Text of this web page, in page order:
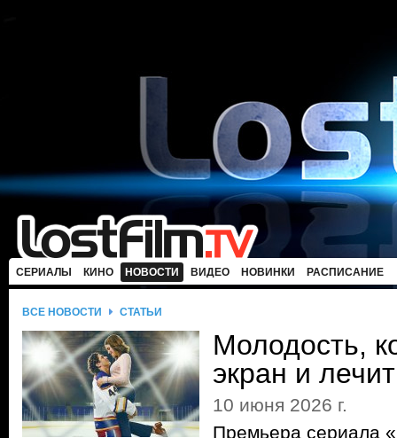
СЕРИАЛЫ КИНО НОВОСТИ ВИДЕО НОВИНКИ РАСПИСАНИЕ
ВСЕ НОВОСТИ СТАТЬИ
Молодость,
экран и
10 июня 2026 г.
Премьера сериала